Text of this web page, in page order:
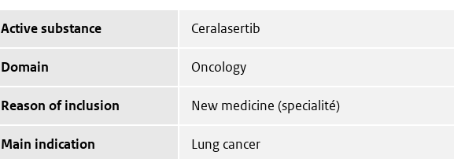
Active substance Ceralasertib
Domain Oncology
Reason of inclusion New medicine (specialité)
Main indication Lung cancer